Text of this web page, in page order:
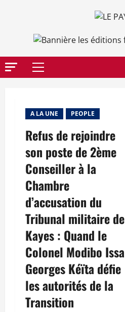
Menu
A LA UNE PEOPLE
Refus de rejoindre
son poste de 2ème
Conseiller à la
Chambre
d’accusation du
Tribunal militaire de
Kayes : Quand le
Colonel Modibo Issa
Georges Kéïta défie
les autorités de la
Transition